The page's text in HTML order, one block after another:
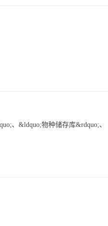
、&ldquo;物种储存库&rdquo;、